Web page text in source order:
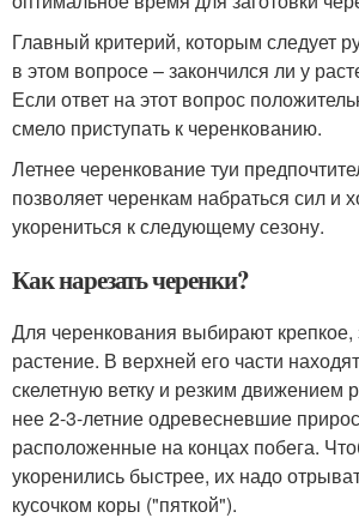
Главный критерий, которым следует
в этом вопросе – закончился ли у
Если ответ на этот вопрос
смело приступать к черенкованию.
Летнее черенкование туи
позволяет черенкам набраться сил и
укорениться к следующему сезону.
Как нарезать черенки?
Для черенкования выбирают крепкое,
растение. В верхней его части
скелетную ветку и резким движением
нее 2-3-летние одревесневшие
расположенные на концах побега.
укоренились быстрее, их надо
кусочком коры ("пяткой").